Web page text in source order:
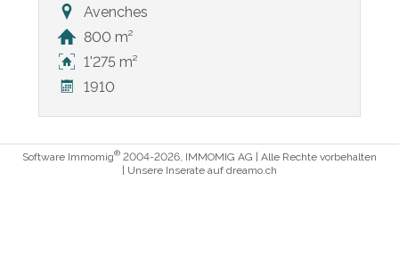
Avenches
800 m²
1'275 m²
1910
Software Immomig® 2004-2026, IMMOMIG AG | Alle Rechte vorbehalten
| Unsere Inserate auf dreamo.ch